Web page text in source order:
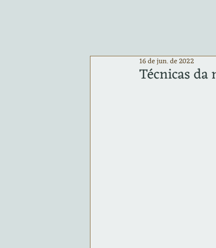
Técnicas
16 de jun. de 2022